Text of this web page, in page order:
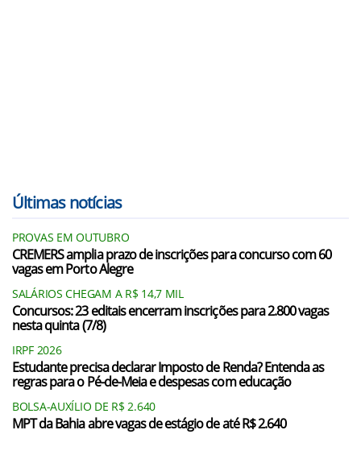
Últimas notícias
PROVAS EM OUTUBRO
CREMERS amplia prazo de inscrições para concurso com 60
vagas em Porto Alegre
SALÁRIOS CHEGAM A R$ 14,7 MIL
Concursos: 23 editais encerram inscrições para 2.800 vagas
nesta quinta (7/8)
IRPF 2026
Estudante precisa declarar Imposto de Renda? Entenda as
regras para o Pé-de-Meia e despesas com educação
BOLSA-AUXÍLIO DE R$ 2.640
MPT da Bahia abre vagas de estágio de até R$ 2.640